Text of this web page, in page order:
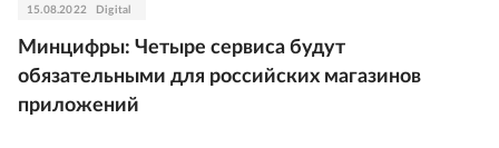
15.08.2022 Digital
Минцифры: Четыре сервиса будут
обязательными для российских магазинов
приложений